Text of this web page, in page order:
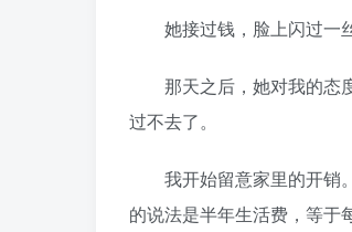
她接过钱，脸上闪过一丝
那天之后，她对我的态度
过不去了。
我开始留意家里的开销。
的说法是半年生活费，等于